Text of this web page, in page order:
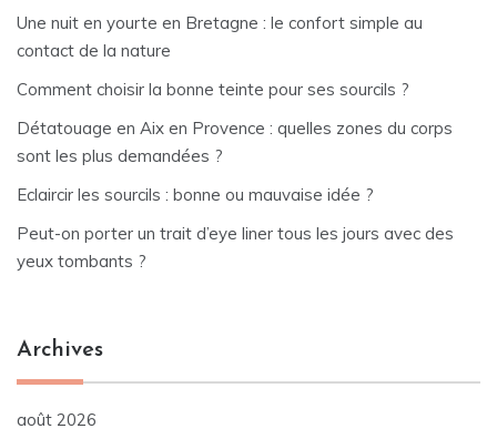
Une nuit en yourte en Bretagne : le confort simple au
contact de la nature
Comment choisir la bonne teinte pour ses sourcils ?
Détatouage en Aix en Provence : quelles zones du corps
sont les plus demandées ?
Eclaircir les sourcils : bonne ou mauvaise idée ?
Peut-on porter un trait d’eye liner tous les jours avec des
yeux tombants ?
Archives
août 2026